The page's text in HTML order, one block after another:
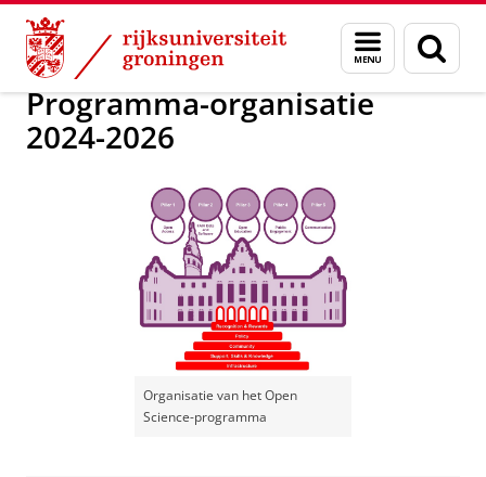
Skip
Content
Skip
Navigation
Menu
en
zoeken
RUG Open Science programma 2024-2026
Programma-organisatie
2024-2026
Organisatie van het Open
Science-programma